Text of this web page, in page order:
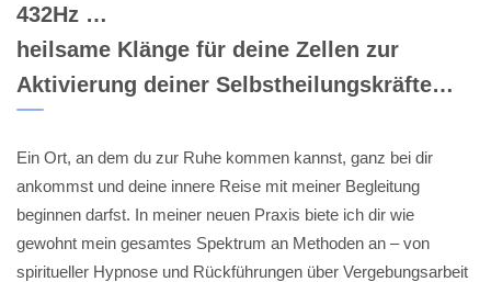
432Hz …
heilsame Klänge für deine Zellen zur
Aktivierung deiner Selbstheilungskräfte…
Ein Ort, an dem du zur Ruhe kommen kannst, ganz bei dir
ankommst und deine innere Reise mit meiner Begleitung
beginnen darfst. In meiner neuen Praxis biete ich dir wie
gewohnt mein gesamtes Spektrum an Methoden an – von
spiritueller Hypnose und Rückführungen über Vergebungsarbeit